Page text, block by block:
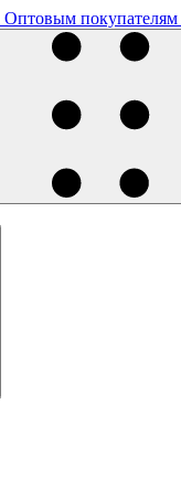
Оптовым покупателям